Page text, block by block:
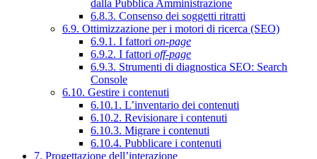
dalla Pubblica Amministrazione
6.8.3. Consenso dei soggetti ritratti
6.9. Ottimizzazione per i motori di ricerca (SEO)
6.9.1. I fattori on-page
6.9.2. I fattori off-page
6.9.3. Strumenti di diagnostica SEO: Search
Console
6.10. Gestire i contenuti
6.10.1. L’inventario dei contenuti
6.10.2. Revisionare i contenuti
6.10.3. Migrare i contenuti
6.10.4. Pubblicare i contenuti
7. Progettazione dell’interazione